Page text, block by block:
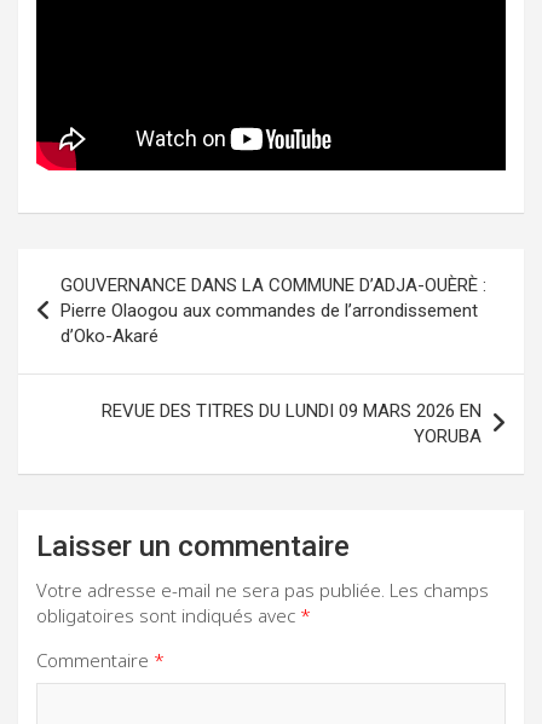
de
l’article
GOUVERNANCE DANS LA COMMUNE D’ADJA-OUÈRÈ :
Pierre Olaogou aux commandes de l’arrondissement
d’Oko-Akaré
REVUE DES TITRES DU LUNDI 09 MARS 2026 EN
YORUBA
Laisser un commentaire
Votre adresse e-mail ne sera pas publiée. Les champs
obligatoires sont indiqués avec *
Commentaire *